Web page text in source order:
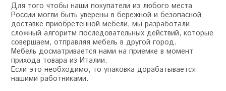
Для того чтобы наши покупатели из любого места
России могли быть уверены в бережной и безопасной
доставке приобретенной мебели, мы разработали
сложный алгоритм последовательных действий, которые
совершаем, отправляя мебель в другой город.
Мебель досматривается нами на приемке в момент
прихода товара из Италии.
Если это необходимо, то упаковка дорабатывается
нашими работниками.